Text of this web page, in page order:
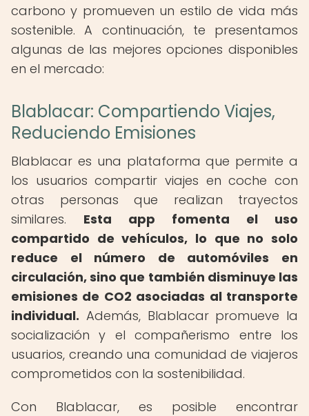
carbono y promueven un estilo de vida más
sostenible. A continuación, te presentamos
algunas de las mejores opciones disponibles
en el mercado:
Blablacar: Compartiendo Viajes,
Reduciendo Emisiones
Blablacar es una plataforma que permite a
los usuarios compartir viajes en coche con
otras personas que realizan trayectos
similares. Esta app fomenta el uso
compartido de vehículos, lo que no solo
reduce el número de automóviles en
circulación, sino que también disminuye las
emisiones de CO2 asociadas al transporte
individual. Además, Blablacar promueve la
socialización y el compañerismo entre los
usuarios, creando una comunidad de viajeros
comprometidos con la sostenibilidad.
Con Blablacar, es posible encontrar